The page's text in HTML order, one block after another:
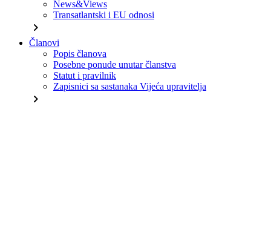
News&Views
Transatlantski i EU odnosi
chevron_right
Članovi
Popis članova
Posebne ponude unutar članstva
Statut i pravilnik
Zapisnici sa sastanaka Vijeća upravitelja
chevron_right